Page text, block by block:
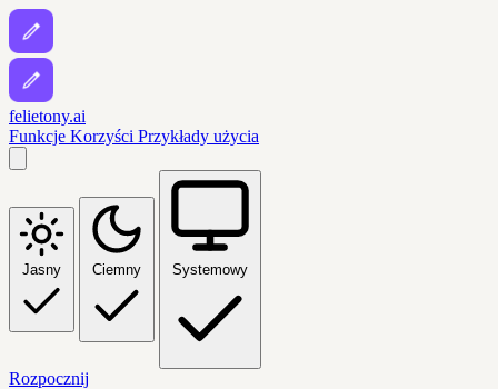
felietony.ai
Funkcje Korzyści Przykłady użycia
Jasny Ciemny Systemowy
Rozpocznij